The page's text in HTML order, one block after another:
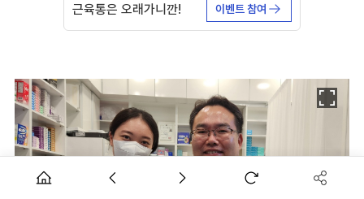
근육통은 오래가니깐! 이벤트 참여